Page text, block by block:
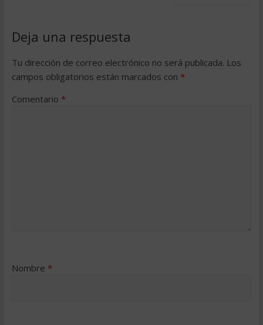
Deja una respuesta
Tu dirección de correo electrónico no será publicada. Los
campos obligatorios están marcados con *
Comentario *
Nombre *